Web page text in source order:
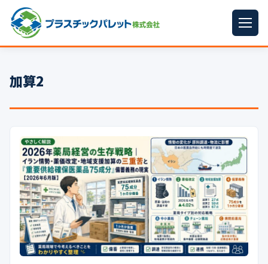
パレットサイズ
プラパレット ▼
コンテナ
中古パレット
再生原料
梱包資材
イラン情勢まとめ
加算2